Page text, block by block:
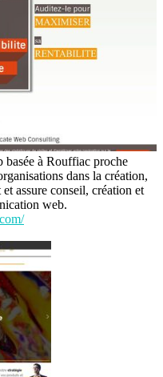
basée à Rouffiac proche
dans la création,
assure conseil, création et
web.